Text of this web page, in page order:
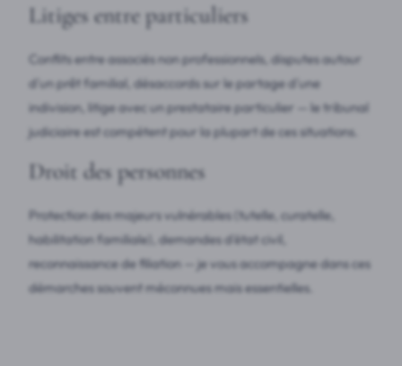
Litiges entre particuliers
Conflits entre associés non professionnels, disputes autour
d'un prêt familial, désaccords sur le partage d'une
indivision, litige avec un prestataire particulier — le tribunal
judiciaire est compétent pour la plupart de ces situations.
Droit des personnes
Protection des majeurs vulnérables (tutelle, curatelle,
habilitation familiale), demandes d'état civil,
reconnaissance de filiation — je vous accompagne dans ces
démarches souvent méconnues mais essentielles.